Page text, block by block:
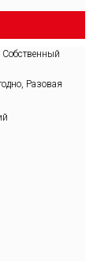
Собственный
Разовая